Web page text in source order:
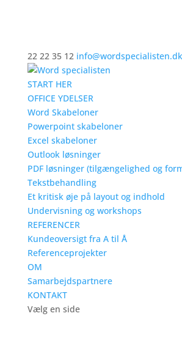
22 22 35 12 info@wordspecialisten.dk
START HER
OFFICE YDELSER
Word Skabeloner
Powerpoint skabeloner
Excel skabeloner
Outlook løsninger
PDF løsninger (tilgængelighed og
Tekstbehandling
Et kritisk øje på layout og indhold
Undervisning og workshops
REFERENCER
Kundeoversigt fra A til Å
Referenceprojekter
OM
Samarbejdspartnere
KONTAKT
Vælg en side